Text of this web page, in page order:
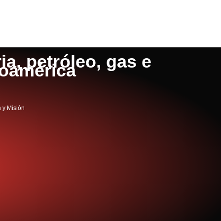
petróleo, gas e
y Misión